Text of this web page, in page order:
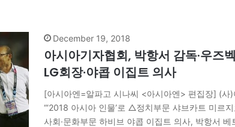
December 19, 2018
아시아기자협회, 박항서 감독·우즈
LG회장·야콥 이집트 의사
[아시아엔=알파고 시나씨 <아시아엔> 편집장] (사
“‘2018 아시아 인물’로 △정치부문 샤브카트 미
사회·문화부문 하비브 야콥 이집트 의사, 박항서